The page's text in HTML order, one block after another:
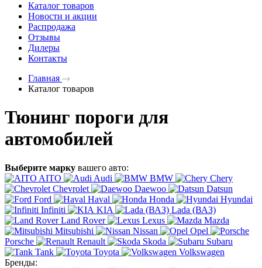
Каталог товаров
Новости и акции
Распродажа
Отзывы
Дилеры
Контакты
Главная
Каталог товаров
Тюнинг пороги для
автомобилей
Выберите марку вашего авто:
AITO
Audi BMW
Chery
Chevrolet
Daewoo
Datsun
Ford
Haval Honda
Hyundai
Infiniti
KIA
Lada (ВАЗ)
Land Rover
Lexus
Mazda
Mitsubishi
Nissan
Opel
Porsche
Renault Skoda
Subaru
Tank
Toyota
Volkswagen
Бренды: